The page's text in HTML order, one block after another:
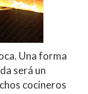
Una forma
será un
cocineros